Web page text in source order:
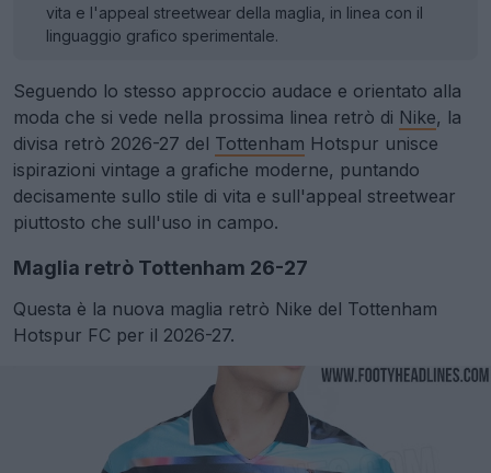
vita e l'appeal streetwear della maglia, in linea con il
linguaggio grafico sperimentale.
Seguendo lo stesso approccio audace e orientato alla
moda che si vede nella prossima linea retrò di Nike, la
divisa retrò 2026-27 del Tottenham Hotspur unisce
ispirazioni vintage a grafiche moderne, puntando
decisamente sullo stile di vita e sull'appeal streetwear
piuttosto che sull'uso in campo.
Maglia retrò Tottenham 26-27
Questa è la nuova maglia retrò Nike del Tottenham
Hotspur FC per il 2026-27.